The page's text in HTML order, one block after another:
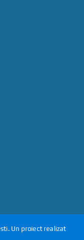
. Un proiect realizat